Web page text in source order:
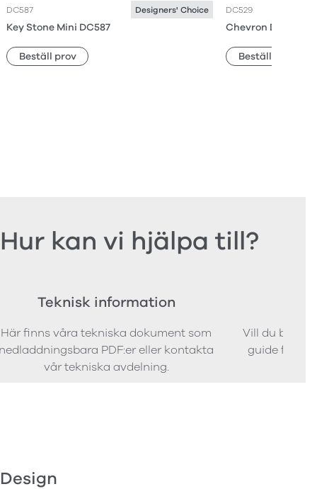
DC587 Designers' Choice
Key Stone Mini DC587
Beställ prov
DC529
Chevron DC529
Beställ prov
Hur kan vi hjälpa till?
Teknisk information
Här finns våra tekniska dokument som
PDF:er eller kontakta
vår tekniska avdelning.
Vill du
guide för
Design